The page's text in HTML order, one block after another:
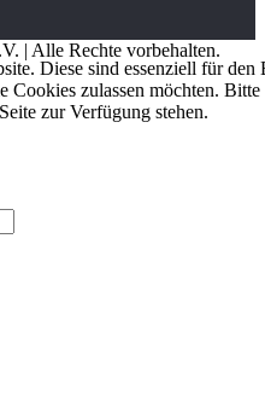
| Alle Rechte vorbehalten.
Diese sind essenziell für
Cookies zulassen möchten.
zur Verfügung stehen.